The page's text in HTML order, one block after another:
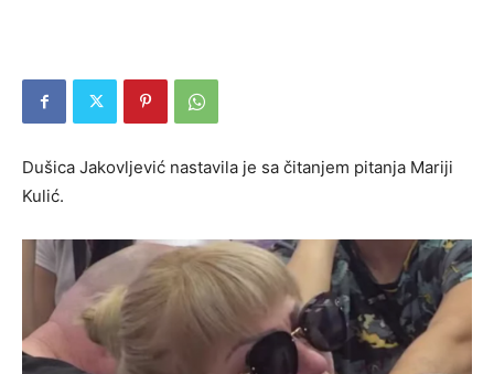
Dušica Jakovljević nastavila je sa čitanjem pitanja Mariji
Kulić.